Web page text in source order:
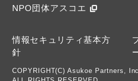
NPO団体アスコエ
COPYRIGHT(C) Asukoe Partners,
情報セキュリティ基本方
針